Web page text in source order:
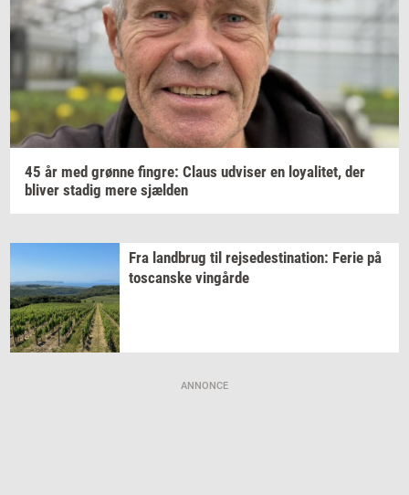
45 år med grøn­ne fin­gre: Claus ud­vi­ser en loy­a­li­tet, der
bli­ver sta­dig mere sjæl­den
Fra land­brug til rej­se­desti­na­tion: Ferie på
toscan­ske vin­går­de
ANNONCE